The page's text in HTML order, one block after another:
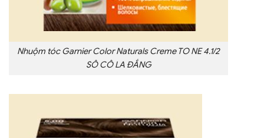
Nhuộm tóc Garnier Color Naturals Creme TO NE 4.1/2
SÔ CÔ LA ĐẮNG